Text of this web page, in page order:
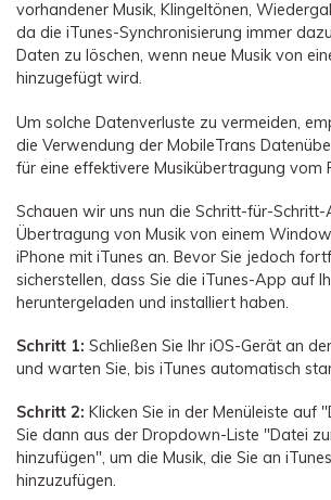
vorhandener Musik, Klingeltönen,
da die iTunes-Synchronisierung immer
Daten zu löschen, wenn neue Musik von
hinzugefügt wird.
Um solche Datenverluste zu vermeiden,
die Verwendung der MobileTrans
für eine effektivere Musikübertragung vom
Schauen wir uns nun die Schritt-für-
Übertragung von Musik von einem
iPhone mit iTunes an. Bevor Sie jedoch
sicherstellen, dass Sie die iTunes-App auf
heruntergeladen und installiert haben.
Schritt 1: Schließen Sie Ihr iOS-Gerät an
und warten Sie, bis iTunes automatisch
Schritt 2: Klicken Sie in der Menüleiste auf
Sie dann aus der Dropdown-Liste "Datei
hinzufügen", um die Musik, die Sie an
hinzuzufügen.